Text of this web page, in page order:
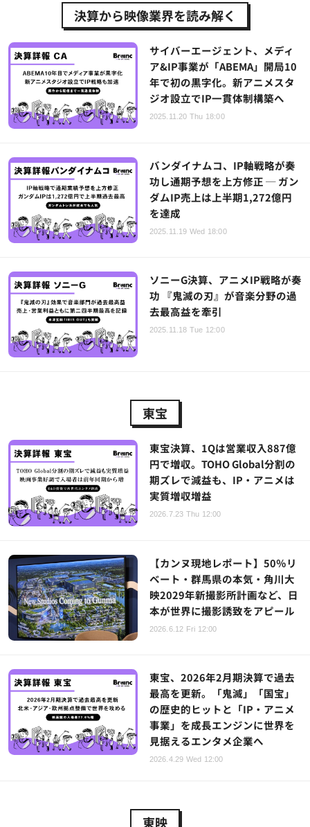
決算から映像業界を読み解く
サイバーエージェント、メディ
ア&IP事業が「ABEMA」開局10
年で初の黒字化。新アニメスタ
ジオ設立でIP一貫体制構築へ
2025.11.20 Thu 18:00
バンダイナムコ、IP軸戦略が奏
功し通期予想を上方修正 ─ ガン
ダムIP売上は上半期1,272億円
を達成
2025.11.19 Wed 18:00
ソニーG決算、アニメIP戦略が奏
功 『鬼滅の刃』が音楽分野の過
去最高益を牽引
2025.11.18 Tue 12:00
東宝
東宝決算、1Qは営業収入887億
円で増収。TOHO Global分割の
期ズレで減益も、IP・アニメは
実質増収増益
2026.7.23 Thu 12:00
【カンヌ現地レポート】50％リ
ベート・群馬県の本気・角川大
映2029年新撮影所計画など、日
本が世界に撮影誘致をアピール
2026.6.12 Fri 12:00
東宝、2026年2月期決算で過去
最高を更新。「鬼滅」「国宝」
の歴史的ヒットと「IP・アニメ
事業」を成長エンジンに世界を
見据えるエンタメ企業へ
2026.4.29 Wed 12:00
東映